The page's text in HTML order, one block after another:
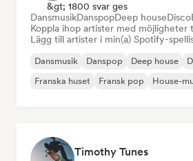
&gt; 1800 svar ges
DansmusikDanspopDeep houseDisco
Koppla ihop artister med möjligheter
Lägg till artister i min(a) Spotify-
Dansmusik Danspop Deep house
Franska huset
Fransk pop House-
Timothy Tunes